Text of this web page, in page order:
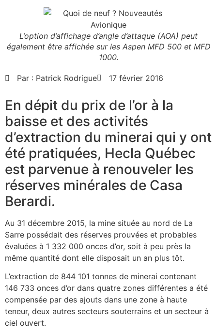
L’option d’affichage d’angle d’attaque (AOA) peut
également être affichée sur les Aspen MFD 500 et MFD
1000.
Par : Patrick Rodrigue 17 février 2016
En dépit du prix de l’or à la
baisse et des activités
d’extraction du minerai qui y ont
été pratiquées, Hecla Québec
est parvenue à renouveler les
réserves minérales de Casa
Berardi.
Au 31 décembre 2015, la mine située au nord de La
Sarre possédait des réserves prouvées et probables
évaluées à 1 332 000 onces d’or, soit à peu près la
même quantité dont elle disposait un an plus tôt.
L’extraction de 844 101 tonnes de minerai contenant
146 733 onces d’or dans quatre zones différentes a été
compensée par des ajouts dans une zone à haute
teneur, deux autres secteurs souterrains et un secteur à
ciel ouvert.